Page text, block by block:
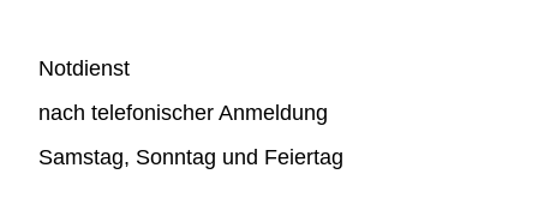
Notdienst
nach telefonischer Anmeldung
Samstag, Sonntag und Feiertag